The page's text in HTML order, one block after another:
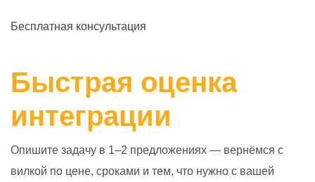
Бесплатная консультация
Быстрая оценка
интеграции
Опишите задачу в 1–2 предложениях — вернёмся с
вилкой по цене, сроками и тем, что нужно с вашей